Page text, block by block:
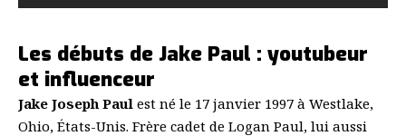
Les débuts de Jake Paul : youtubeur
et influenceur
Jake Joseph Paul est né le 17 janvier 1997 à Westlake,
Ohio, États-Unis. Frère cadet de Logan Paul, lui aussi